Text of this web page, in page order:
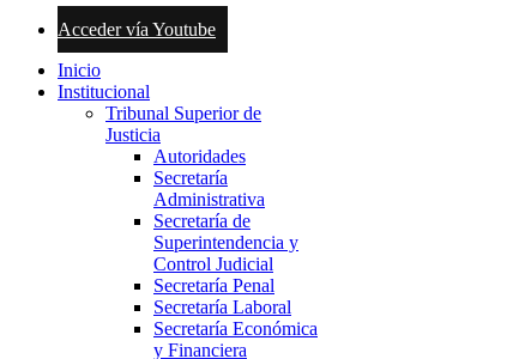
Acceder vía Youtube
Inicio
Institucional
Tribunal Superior de
Justicia
Autoridades
Secretaría
Administrativa
Secretaría de
Superintendencia y
Control Judicial
Secretaría Penal
Secretaría Laboral
Secretaría Económica
y Financiera